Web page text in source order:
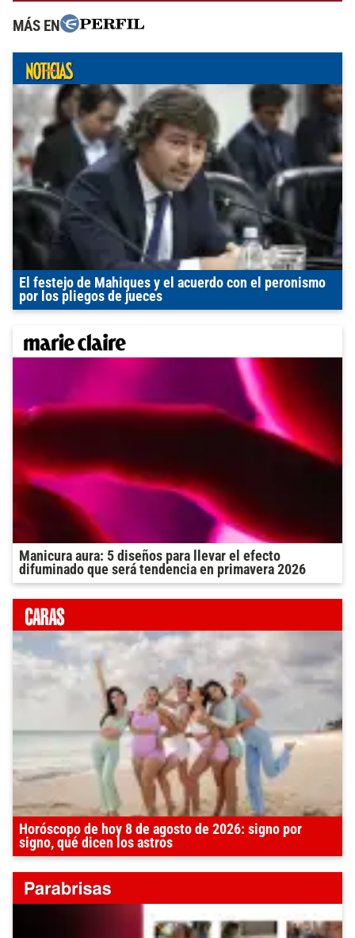
MÁS EN
El festejo de Mahiques y el acuerdo con el peronismo
por los pliegos de jueces
Manicura aura: 5 diseños para llevar el efecto
difuminado que será tendencia en primavera 2026
Horóscopo de hoy 8 de agosto de 2026: signo por
signo, qué dicen los astros